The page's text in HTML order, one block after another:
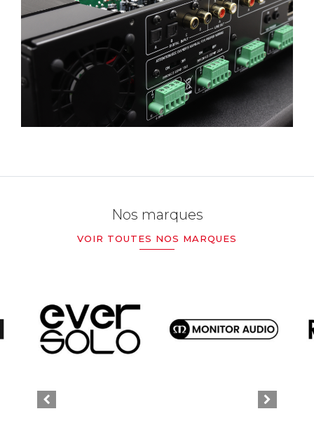
Nos marques
VOIR TOUTES NOS MARQUES